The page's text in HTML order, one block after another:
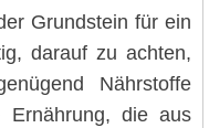
Grundstein für ein
darauf zu achten,
Nährstoffe
Ernährung, die aus